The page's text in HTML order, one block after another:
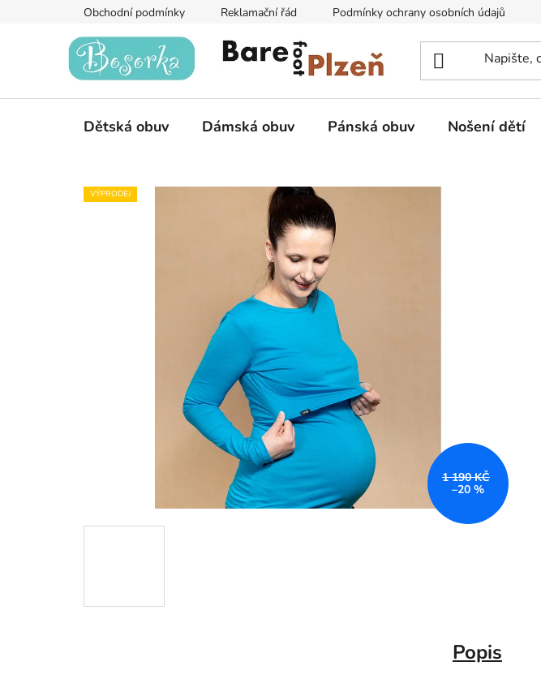
Obchodní podmínky Reklamační řád Podmínky ochrany osobních údajů
Dětská obuv Dámská obuv Pánská obuv Nošení dětí
VÝPRODEJ
1 190 KČ
–20 %
Popis